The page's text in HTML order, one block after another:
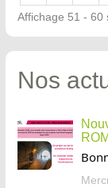
Affichage 51 - 60
Nos